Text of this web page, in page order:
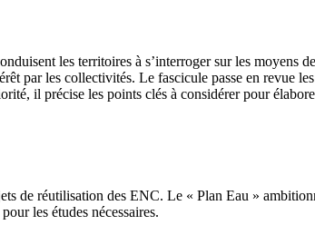
les territoires à s’interroger sur les moyens
par les collectivités. Le fascicule passe en revue
il précise les points clés à considérer pour
de réutilisation des ENC. Le « Plan Eau »
les études nécessaires.